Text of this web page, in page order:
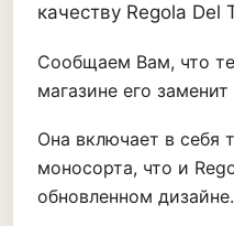
качеству Regola Del
Сообщаем Вам, что
магазине его
Она включает в себя
моносорта, что и
обновленном дизайне.